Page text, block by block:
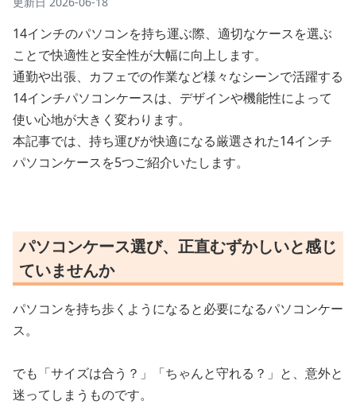
14インチのパソコンを持ち運ぶ際、適切なケースを選ぶ
ことで快適性と安全性が大幅に向上します。
通勤や出張、カフェでの作業など様々なシーンで活躍する
14インチパソコンケースは、デザインや機能性によって
使い心地が大きく変わります。
本記事では、持ち運びが快適になる厳選された14インチ
パソコンケースを5つご紹介いたします。
パソコンケース選び、正直むずかしいと感じ
ていませんか
パソコンを持ち歩くようになると必要になるパソコンケー
ス。
でも「サイズは合う？」「ちゃんと守れる？」と、意外と
迷ってしまうものです。